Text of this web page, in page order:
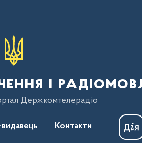
і
Держкомтелерадіо
Контакти